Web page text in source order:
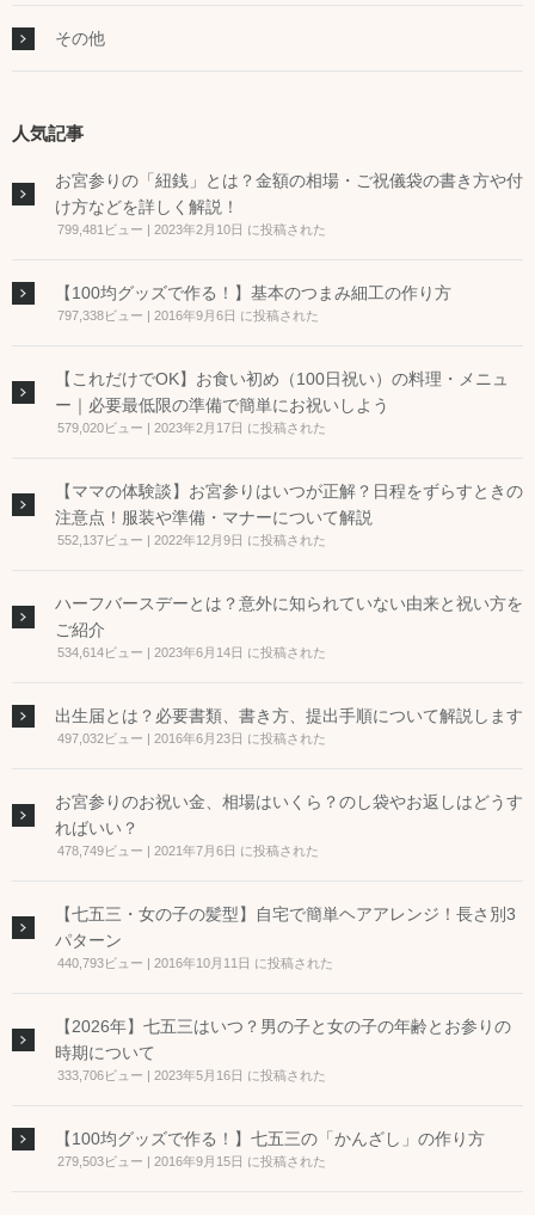
その他
人気記事
お宮参りの「紐銭」とは？金額の相場・ご祝儀袋の書き方や付
け方などを詳しく解説！
799,481ビュー 2023年2月10日 に投稿された
【100均グッズで作る！】基本のつまみ細工の作り方
797,338ビュー 2016年9月6日 に投稿された
【これだけでOK】お食い初め（100日祝い）の料理・メニュ
ー｜必要最低限の準備で簡単にお祝いしよう
579,020ビュー 2023年2月17日 に投稿された
【ママの体験談】お宮参りはいつが正解？日程をずらすときの
注意点！服装や準備・マナーについて解説
552,137ビュー 2022年12月9日 に投稿された
ハーフバースデーとは？意外に知られていない由来と祝い方を
ご紹介
534,614ビュー 2023年6月14日 に投稿された
出生届とは？必要書類、書き方、提出手順について解説します
497,032ビュー 2016年6月23日 に投稿された
お宮参りのお祝い金、相場はいくら？のし袋やお返しはどうす
ればいい？
478,749ビュー 2021年7月6日 に投稿された
【七五三・女の子の髪型】自宅で簡単ヘアアレンジ！長さ別3
パターン
440,793ビュー 2016年10月11日 に投稿された
【2026年】七五三はいつ？男の子と女の子の年齢とお参りの
時期について
333,706ビュー 2023年5月16日 に投稿された
【100均グッズで作る！】七五三の「かんざし」の作り方
279,503ビュー 2016年9月15日 に投稿された